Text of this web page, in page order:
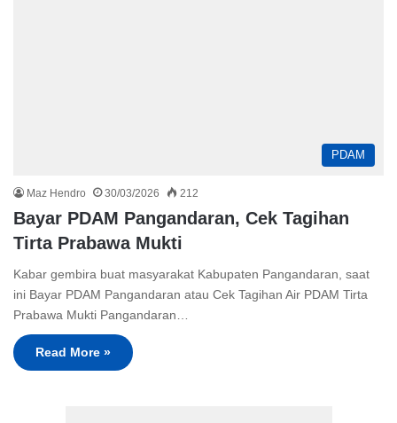
PDAM
Maz Hendro 30/03/2026 212
Bayar PDAM Pangandaran, Cek Tagihan
Tirta Prabawa Mukti
Kabar gembira buat masyarakat Kabupaten Pangandaran, saat
ini Bayar PDAM Pangandaran atau Cek Tagihan Air PDAM Tirta
Prabawa Mukti Pangandaran…
Read More »